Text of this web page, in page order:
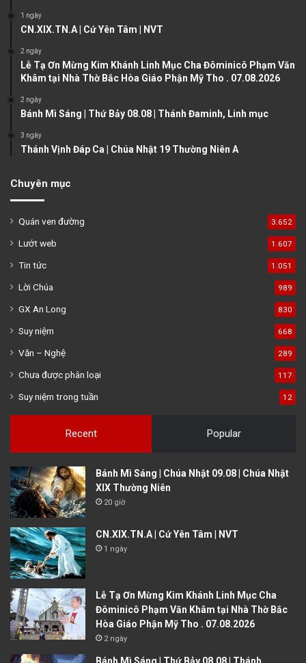
p
g
1 ngày
CN.XIX.TN.A | Cứ Yên Tâm | NVT
2 ngày
Lễ Tạ Ơn Mừng Kim Khánh Linh Mục Cha Đôminicô Phạm Văn
Khâm tại Nhà Thờ Bắc Hòa Giáo Phận Mỹ Tho . 07.08.2026
2 ngày
Bánh Mì Sáng | Thứ Bảy 08.08 | Thánh Đaminh, Linh mục
3 ngày
Thánh Vịnh Đáp Ca | Chúa Nhật 19 Thường Niên A
Chuyên mục
Quán ven đường 3.652
Lướt web 1.607
Tin tức 1.051
Lời Chúa 989
GX An Long 830
Suy niệm 668
Văn – Nghệ 289
Chưa được phân loại 117
Suy niệm trong tuần 12
Recent Popular
Bánh Mì Sáng | Chúa Nhật 09.08 | Chúa Nhật
XIX Thường Niên
20 giờ
CN.XIX.TN.A | Cứ Yên Tâm | NVT
1 ngày
Lễ Tạ Ơn Mừng Kim Khánh Linh Mục Cha
Đôminicô Phạm Văn Khâm tại Nhà Thờ Bắc
Hòa Giáo Phận Mỹ Tho . 07.08.2026
2 ngày
Bánh Mì Sáng | Thứ Bảy 08.08 | Thánh